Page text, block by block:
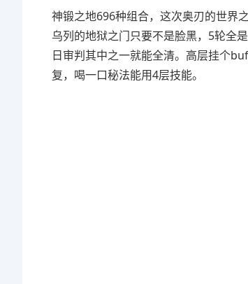
神锻之地696种组合，这次奥刃的世界
乌列的地狱之门只要不是脸黑，5轮全
日审判其中之一就能全清。高层挂个
复，喝一口秘法能用4层技能。